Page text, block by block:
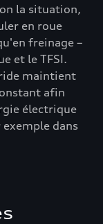
la situation,
en roue
freinage –
et le TFSI.
maintient
afin
électrique
dans